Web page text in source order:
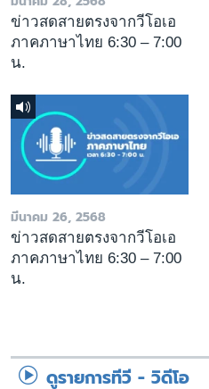
ข่าวสดสายตรงจากวีโอเอ
ภาคภาษาไทย 6:30 – 7:00
น.
มีนาคม 26, 2568
ข่าวสดสายตรงจากวีโอเอ
ภาคภาษาไทย 6:30 – 7:00
น.
ดูรายการทีวี - วิดีโอ